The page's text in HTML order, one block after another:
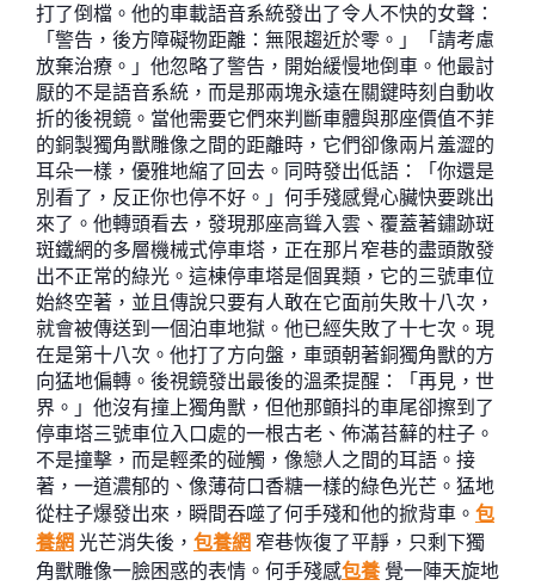
打了倒檔。他的車載語音系統發出了令人不快的女聲：
「警告，後方障礙物距離：無限趨近於零。」「請考慮
放棄治療。」他忽略了警告，開始緩慢地倒車。他最討
厭的不是語音系統，而是那兩塊永遠在關鍵時刻自動收
折的後視鏡。當他需要它們來判斷車體與那座價值不菲
的銅製獨角獸雕像之間的距離時，它們卻像兩片羞澀的
耳朵一樣，優雅地縮了回去。同時發出低語：「你還是
別看了，反正你也停不好。」何手殘感覺心臟快要跳出
來了。他轉頭看去，發現那座高聳入雲、覆蓋著鏽跡斑
斑鐵網的多層機械式停車塔，正在那片窄巷的盡頭散發
出不正常的綠光。這棟停車塔是個異類，它的三號車位
始終空著，並且傳說只要有人敢在它面前失敗十八次，
就會被傳送到一個泊車地獄。他已經失敗了十七次。現
在是第十八次。他打了方向盤，車頭朝著銅獨角獸的方
向猛地偏轉。後視鏡發出最後的溫柔提醒：「再見，世
界。」他沒有撞上獨角獸，但他那顫抖的車尾卻擦到了
停車塔三號車位入口處的一根古老、佈滿苔蘚的柱子。
不是撞擊，而是輕柔的碰觸，像戀人之間的耳語。接
著，一道濃郁的、像薄荷口香糖一樣的綠色光芒。猛地
從柱子爆發出來，瞬間吞噬了何手殘和他的掀背車。 包
養網 光芒消失後， 包養網 窄巷恢復了平靜，只剩下獨
角獸雕像一臉困惑的表情。何手殘感包養 覺一陣天旋地